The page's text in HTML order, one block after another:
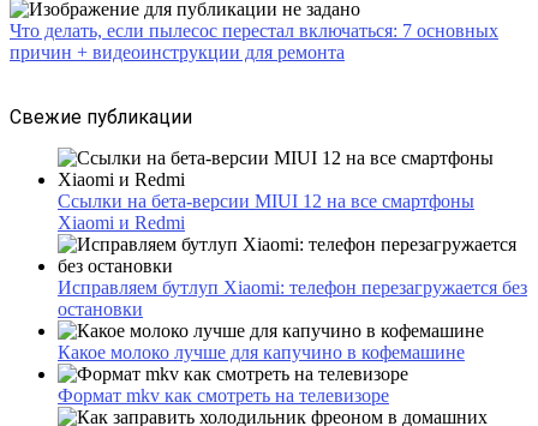
Что делать, если пылесос перестал включаться: 7 основных
причин + видеоинструкции для ремонта
Свежие публикации
Ссылки на бета-версии MIUI 12 на все смартфоны
Xiaomi и Redmi
Исправляем бутлуп Xiaomi: телефон перезагружается без
остановки
Какое молоко лучше для капучино в кофемашине
Формат mkv как смотреть на телевизоре